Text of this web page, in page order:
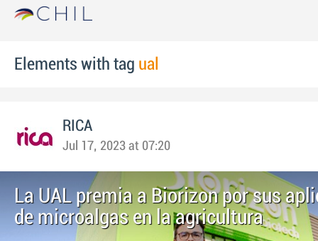
Elements with tag ual
RICA
Jul 17, 2023 at 07:20
La UAL premia a Biorizon por sus
de microalgas en la agricultura